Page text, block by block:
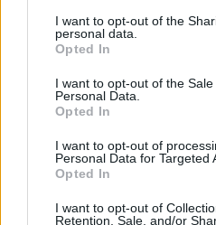
not limited to your visit or usage
grant or deny consent to
use your data for below
consent section.
I want to opt-out of the
personal data.
Opted In
I want to opt-out of the
Personal Data.
Opted In
I want to opt-out of
Personal Data for Targeted
Opted In
I want to opt-out of
Retention, Sale, and/or
μυ. Δεν τραγουδούσα
έκρυβα μέσα μου, δεν
έβγαλα μέχρι που βίωσα
Έχασα και ένα φιλαράκι
κατάσταση δυστυχώς».